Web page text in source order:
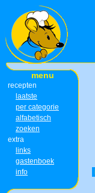
menu
recepten
laatste
per categorie
alfabetisch
zoeken
extra
links
gastenboek
info